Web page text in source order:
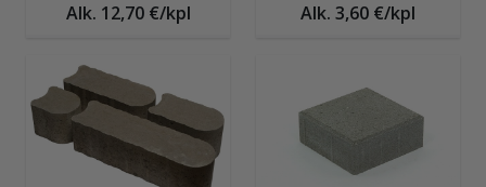
Alk. 12,70 €/kpl
Alk. 3,60 €/kpl